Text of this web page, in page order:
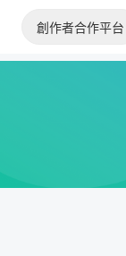
創作者合作平台